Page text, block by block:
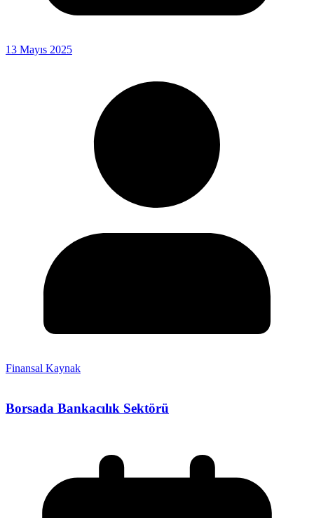
13 Mayıs 2025
Finansal Kaynak
Borsada Bankacılık Sektörü